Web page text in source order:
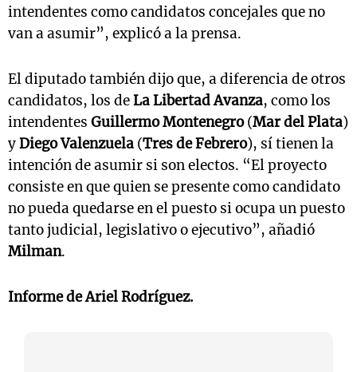
intendentes como candidatos concejales que no
van a asumir”, explicó a la prensa.
El diputado también dijo que, a diferencia de otros
candidatos, los deLa Libertad Avanza, como los
intendentes Guillermo Montenegro(Mar del Plata)
yDiego Valenzuela (Tres de Febrero), sí tienen la
intención de asumir si son electos. “El proyecto
consiste en que quien se presente como candidato
no pueda quedarse en el puesto si ocupa un puesto
tanto judicial, legislativo o ejecutivo”, añadió
Milman.
Informe deAriel Rodríguez.